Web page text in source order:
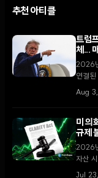
추천 아티클
트럼
체...
2026
연결
거래
Aug
미 의
규제
2026
자산
밝혔다
Jul